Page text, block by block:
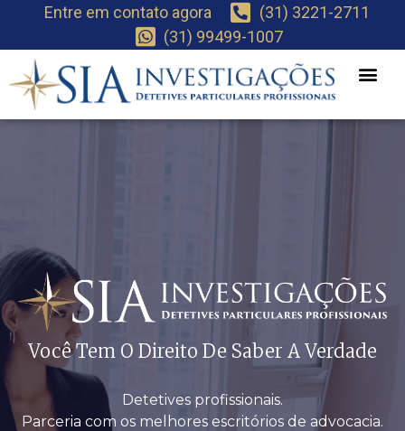
Entre em contato agora
(31) 3221-2711
(31) 99499-1007
Você Tem O Direito De Saber A Verdade
Detetives profissionais.
Parceria com os melhores escritórios de advocacia.